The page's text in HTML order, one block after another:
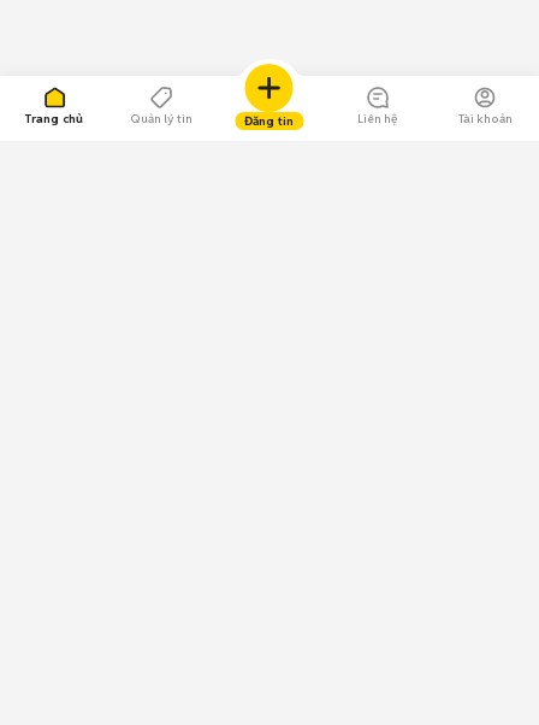
Trang chủ Quản lý tin Đăng tin Liên hệ Tài khoản